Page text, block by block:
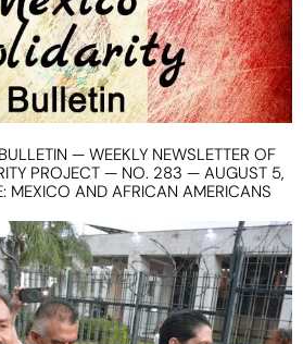
— WEEKLY NEWSLETTER OF
PROJECT — NO. 283 — AUGUST 5,
MEXICO AND AFRICAN AMERICANS